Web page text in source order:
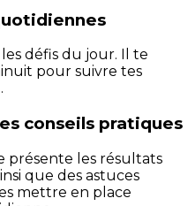
défis du jour. Il te
pour suivre tes
conseils pratiques
présente les résultats
que des astuces
mettre en place